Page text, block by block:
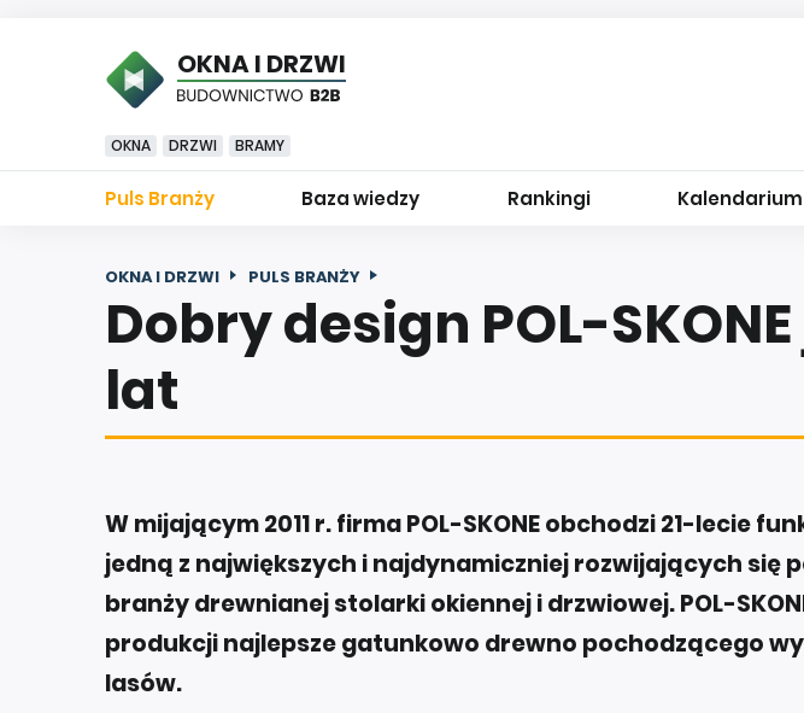
OKNA I DRZWI
OKNA DRZWI BRAMY
Puls Branży Baza wiedzy Rankingi Kalendarium
OKNA I DRZWI PULS BRANŻY
Dobry design POL-SKONE
lat
W mijającym 2011 r. firma POL-SKONE obchodzi 21-lecie
jedną z największych i najdynamiczniej rozwijających się
branży drewnianej stolarki okiennej i drzwiowej. POL-
produkcji najlepsze gatunkowo drewno pochodzącego
lasów.